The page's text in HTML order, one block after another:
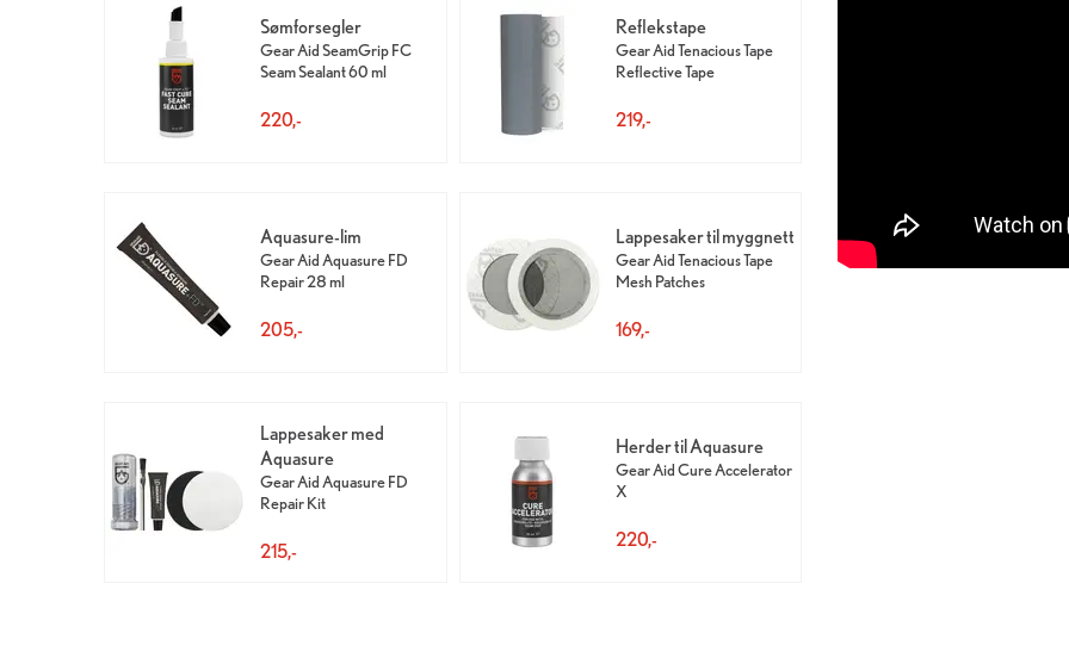
Sømforsegler
Gear Aid SeamGrip FC
Seam Sealant 60 ml
220,-
Reflekstape
Gear Aid Tenacious Tape
Reflective Tape
219,-
Aquasure-lim
Gear Aid Aquasure FD
Repair 28 ml
205,-
Lappesaker til myggnett
Gear Aid Tenacious Tape
Mesh Patches
169,-
Lappesaker med
Aquasure
Gear Aid Aquasure FD
Repair Kit
215,-
Herder til Aquasure
Gear Aid Cure Accelerator
X
220,-